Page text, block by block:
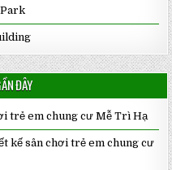
ĐÂY
trẻ em chung cư Mễ Trì Hạ
kế sân chơi trẻ em chung cư